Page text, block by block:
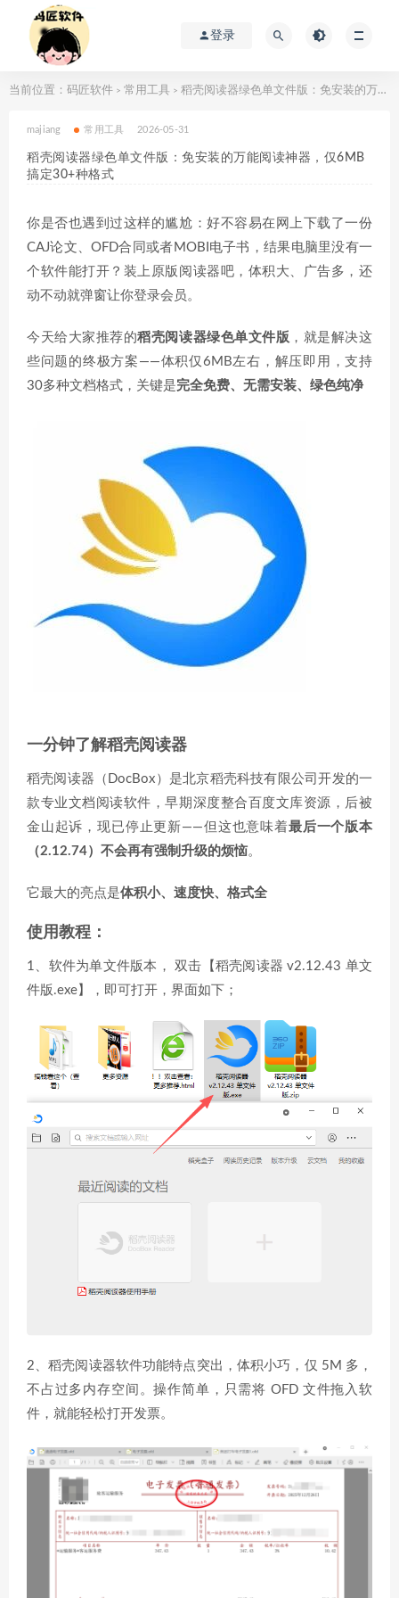
登录
当前位置： 码匠软件 > 常用工具 > 稻壳阅读器绿色单文件版：免安装的万能阅读神器，仅6MB搞定30+种格式
majiang 常用工具 2026-05-31
稻壳阅读器绿色单文件版：免安装的万能阅读神器，仅6MB
搞定30+种格式
你是否也遇到过这样的尴尬：好不容易在网上下载了一份
CAJ论文、OFD合同或者MOBI电子书，结果电脑里没有一
个软件能打开？装上原版阅读器吧，体积大、广告多，还
动不动就弹窗让你登录会员。
今天给大家推荐的稻壳阅读器绿色单文件版 ，就是解决这
些问题的终极方案——体积仅6MB左右，解压即用，支持
30多种文档格式，关键是完全免费、无需安装、绿色纯净
一分钟了解稻壳阅读器
稻壳阅读器（DocBox）是北京稻壳科技有限公司开发的一
款专业文档阅读软件，早期深度整合百度文库资源，后被
金山起诉，现已停止更新——但这也意味着最后一个版本
（2.12.74）不会再有强制升级的烦恼。
它最大的亮点是体积小、速度快、格式全
使用教程：
1、软件为单文件版本， 双击【稻壳阅读器 v2.12.43 单文
件版.exe】，即可打开，界面如下；
2、稻壳阅读器软件功能特点突出，体积小巧，仅 5M 多，
不占过多内存空间。操作简单，只需将 OFD 文件拖入软
件，就能轻松打开发票。